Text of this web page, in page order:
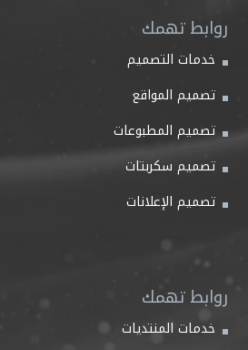
روابط تهمك
خدمات التصميم
تصميم المواقع
تصميم المطبوعات
تصميم سكربتات
تصميم الإعلانات
روابط تهمك
خدمات المنتديات